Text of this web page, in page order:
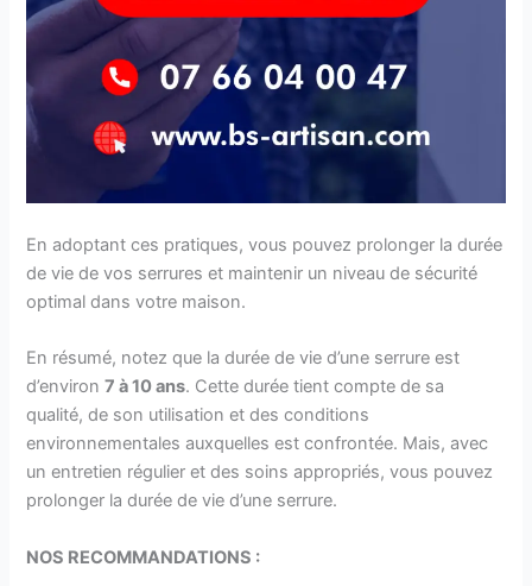
En adoptant ces pratiques, vous pouvez prolonger la durée
de vie de vos serrures et maintenir un niveau de sécurité
optimal dans votre maison.
En résumé, notez que la durée de vie d’une serrure est
d’environ7 à 10 ans. Cette durée tient compte de sa
qualité, de son utilisation et des conditions
environnementales auxquelles est confrontée. Mais, avec
un entretien régulier et des soins appropriés, vous pouvez
prolonger la durée de vie d’une serrure.
NOS RECOMMANDATIONS :